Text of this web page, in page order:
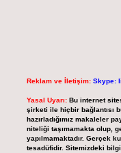
Reklam ve İletişim: Skype:
Yasal Uyarı: Bu internet
şirketi ile hiçbir bağlantısı
hazırladığımız makaleler
niteliği taşımamakta olup,
yapılmamaktadır. Gerçek
tesadüfidir. Sitemizdeki